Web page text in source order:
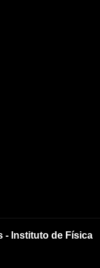
- Instituto de Física